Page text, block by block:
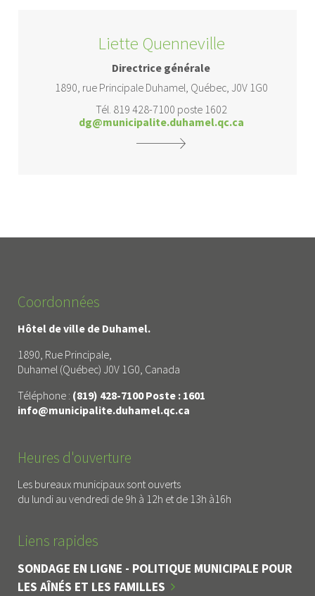
Liette Quenneville
Directrice générale
1890, rue Principale Duhamel, Québec, J0V 1G0
Tél. 819 428-7100 poste 1602
dg@municipalite.duhamel.qc.ca
Coordonnées
Hôtel de ville de Duhamel.
1890, Rue Principale,
Duhamel (Québec) J0V 1G0, Canada
Téléphone : (819) 428-7100 Poste : 1601
info@municipalite.duhamel.qc.ca
Heures d'ouverture
Les bureaux municipaux sont ouverts
du lundi au vendredi de 9h à 12h et de 13h à16h
Liens rapides
SONDAGE EN LIGNE - POLITIQUE MUNICIPALE POUR
LES AÎNÉS ET LES FAMILLES